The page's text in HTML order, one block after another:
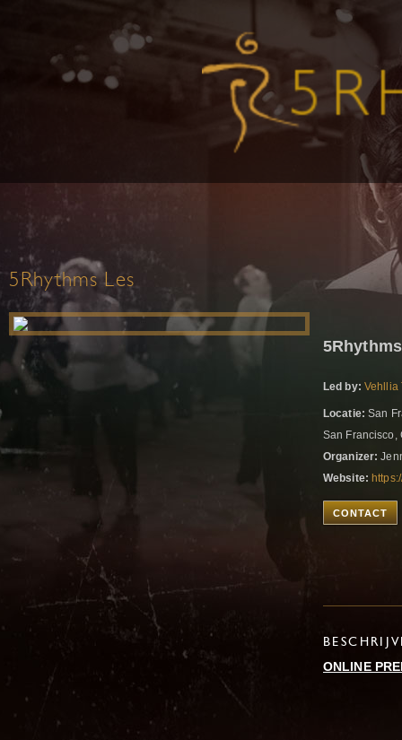
5Rhythms Les
Led by: Vehllia
Locatie: San
San
Organizer:
Website:
CONTACT
ONLINE